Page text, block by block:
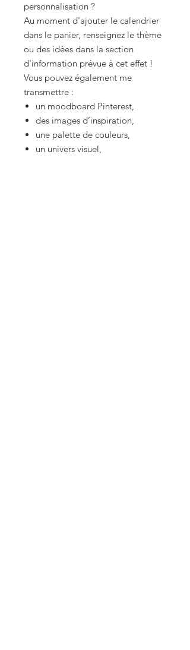
personnalisation ?
Au moment d'ajouter le calendrier
dans le panier, renseignez le thème
ou des idées dans la section
d'information prévue à cet effet !
Vous pouvez également me
transmettre :
un moodboard Pinterest,
des images d’inspiration,
une palette de couleurs,
un univers visuel,